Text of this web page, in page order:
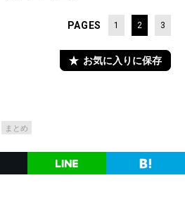
PAGES 1 2 3
お気に入りに保存
まとめ